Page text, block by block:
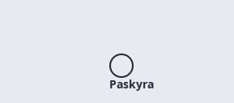
Paskyra